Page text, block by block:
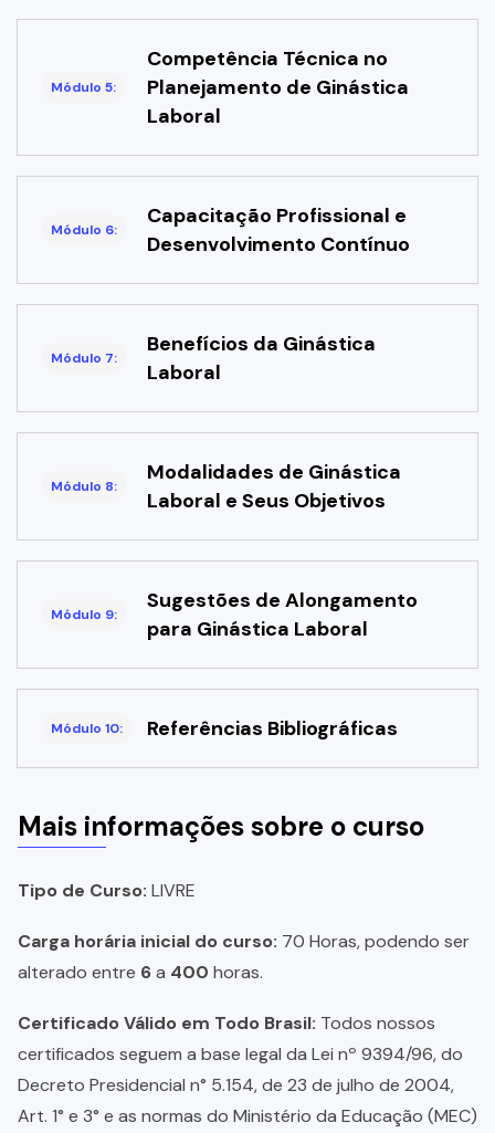
Módulo 5:
Competência Técnica no
Planejamento de Ginástica
Laboral
Módulo 6:
Capacitação Profissional e
Desenvolvimento Contínuo
Módulo 7:
Benefícios da Ginástica
Laboral
Módulo 8:
Modalidades de Ginástica
Laboral e Seus Objetivos
Módulo 9:
Sugestões de Alongamento
para Ginástica Laboral
Módulo 10: Referências Bibliográficas
Mais informações sobre o curso
Tipo de Curso: LIVRE
Carga horária inicial do curso: 70 Horas, podendo ser
alterado entre 6a 400 horas.
Certificado Válido em Todo Brasil: Todos nossos
certificados seguem a base legal da Lei nº 9394/96, do
Decreto Presidencial n° 5.154, de 23 de julho de 2004,
Art. 1° e 3° e as normas do Ministério da Educação (MEC)